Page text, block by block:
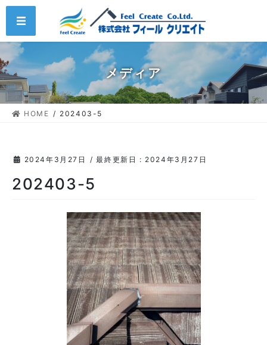
コ
テ
ツ
に
移
動
ナ
ゲ
シ
ョ
ン
に
メディア
HOME 202403-5
2024年3月27日 / 最終更新日 : 2024年3月27日
202403-5